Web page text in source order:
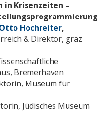
in Krisenzeiten –
Hochreiter,
& Direktor, graz
Bremerhaven
Museum für
Jüdisches Museum